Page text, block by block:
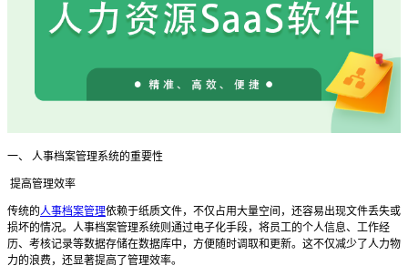
一、 人事档案管理系统的重要性
提高管理效率
传统的人事档案管理依赖于纸质文件，不仅占用大量空间，还容易出现文件丢失或
损坏的情况。人事档案管理系统则通过电子化手段，将员工的个人信息、工作经
历、考核记录等数据存储在数据库中，方便随时调取和更新。这不仅减少了人力物
力的浪费，还显著提高了管理效率。